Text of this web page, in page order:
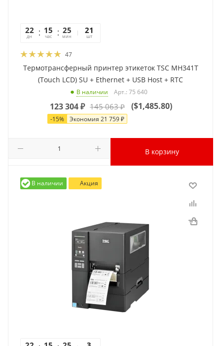
22
дн
15
час
25
мин
40
сек
21
шт
47
Термотрансферный принтер этикеток TSC MH341T
(Touch LCD) SU + Ethernet + USB Host + RTC
В наличии Арт.: 75 640
123 304₽ 145 063₽
-15% Экономия 21 759₽
($1,485.80)
В корзину
В наличии Акция